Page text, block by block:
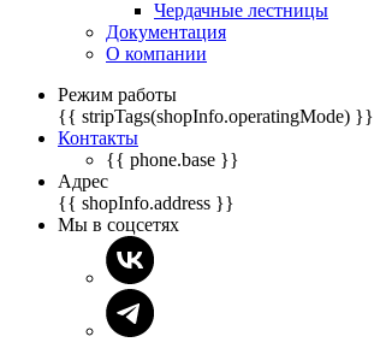
Чердачные лестницы
Документация
О компании
Режим работы
{{ stripTags(shopInfo.operatingMode) }}
Контакты
{{ phone.base }}
Адрес
{{ shopInfo.address }}
Мы в соцсетях